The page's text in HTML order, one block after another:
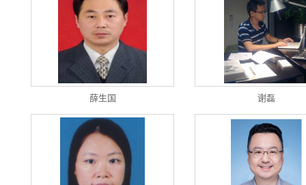
薛生国 谢磊